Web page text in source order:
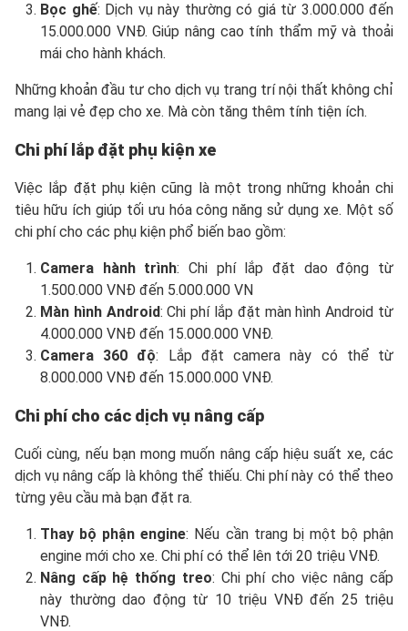
Bọc ghế: Dịch vụ này thường có giá từ 3.000.000 đến
15.000.000 VNĐ. Giúp nâng cao tính thẩm mỹ và thoải
mái cho hành khách.
Những khoản đầu tư cho dịch vụ trang trí nội thất không chỉ
mang lại vẻ đẹp cho xe. Mà còn tăng thêm tính tiện ích.
Chi phí lắp đặt phụ kiện xe
Việc lắp đặt phụ kiện cũng là một trong những khoản chi
tiêu hữu ích giúp tối ưu hóa công năng sử dụng xe. Một số
chi phí cho các phụ kiện phổ biến bao gồm:
Camera hành trình: Chi phí lắp đặt dao động từ
1.500.000 VNĐ đến 5.000.000 VN
Màn hình Android: Chi phí lắp đặt màn hình Android từ
4.000.000 VNĐ đến 15.000.000 VNĐ.
Camera 360 độ: Lắp đặt camera này có thể từ
8.000.000 VNĐ đến 15.000.000 VNĐ.
Chi phí cho các dịch vụ nâng cấp
Cuối cùng, nếu bạn mong muốn nâng cấp hiệu suất xe, các
dịch vụ nâng cấp là không thể thiếu. Chi phí này có thể theo
từng yêu cầu mà bạn đặt ra.
Thay bộ phận engine: Nếu cần trang bị một bộ phận
engine mới cho xe. Chi phí có thể lên tới 20 triệu VNĐ.
Nâng cấp hệ thống treo: Chi phí cho việc nâng cấp
này thường dao động từ 10 triệu VNĐ đến 25 triệu
VNĐ.